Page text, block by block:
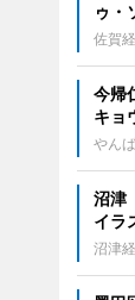
ゥ・
佐賀
今帰
キョ
やん
沼津
イラ
沼津